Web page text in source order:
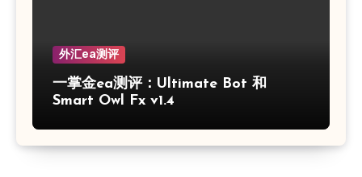
外汇ea测评
一掌金ea测评：Ultimate Bot 和
Smart Owl Fx v1.4